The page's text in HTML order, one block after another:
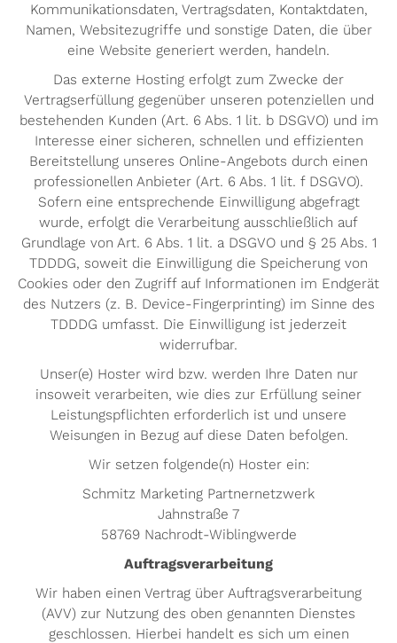
Kommunikationsdaten, Vertragsdaten, Kontaktdaten,
Namen, Websitezugriffe und sonstige Daten, die über
eine Website generiert werden, handeln.
Das externe Hosting erfolgt zum Zwecke der
Vertragserfüllung gegenüber unseren potenziellen und
bestehenden Kunden (Art. 6 Abs. 1 lit. b DSGVO) und im
Interesse einer sicheren, schnellen und effizienten
Bereitstellung unseres Online-Angebots durch einen
professionellen Anbieter (Art. 6 Abs. 1 lit. f DSGVO).
Sofern eine entsprechende Einwilligung abgefragt
wurde, erfolgt die Verarbeitung ausschließlich auf
Grundlage von Art. 6 Abs. 1 lit. a DSGVO und § 25 Abs. 1
TDDDG, soweit die Einwilligung die Speicherung von
Cookies oder den Zugriff auf Informationen im Endgerät
des Nutzers (z. B. Device-Fingerprinting) im Sinne des
TDDDG umfasst. Die Einwilligung ist jederzeit
widerrufbar.
Unser(e) Hoster wird bzw. werden Ihre Daten nur
insoweit verarbeiten, wie dies zur Erfüllung seiner
Leistungspflichten erforderlich ist und unsere
Weisungen in Bezug auf diese Daten befolgen.
Wir setzen folgende(n) Hoster ein:
Schmitz Marketing Partnernetzwerk
Jahnstraße 7
58769 Nachrodt-Wiblingwerde
Auftragsverarbeitung
Wir haben einen Vertrag über Auftragsverarbeitung
(AVV) zur Nutzung des oben genannten Dienstes
geschlossen. Hierbei handelt es sich um einen